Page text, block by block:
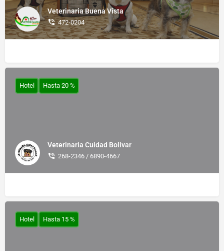
Veterinaria Buena Vista
472-0204
Veterinaria Cuidad Bolivar
268-2346 / 6890-4667
Hotel Hasta 20 %
Hotel Hasta 15 %